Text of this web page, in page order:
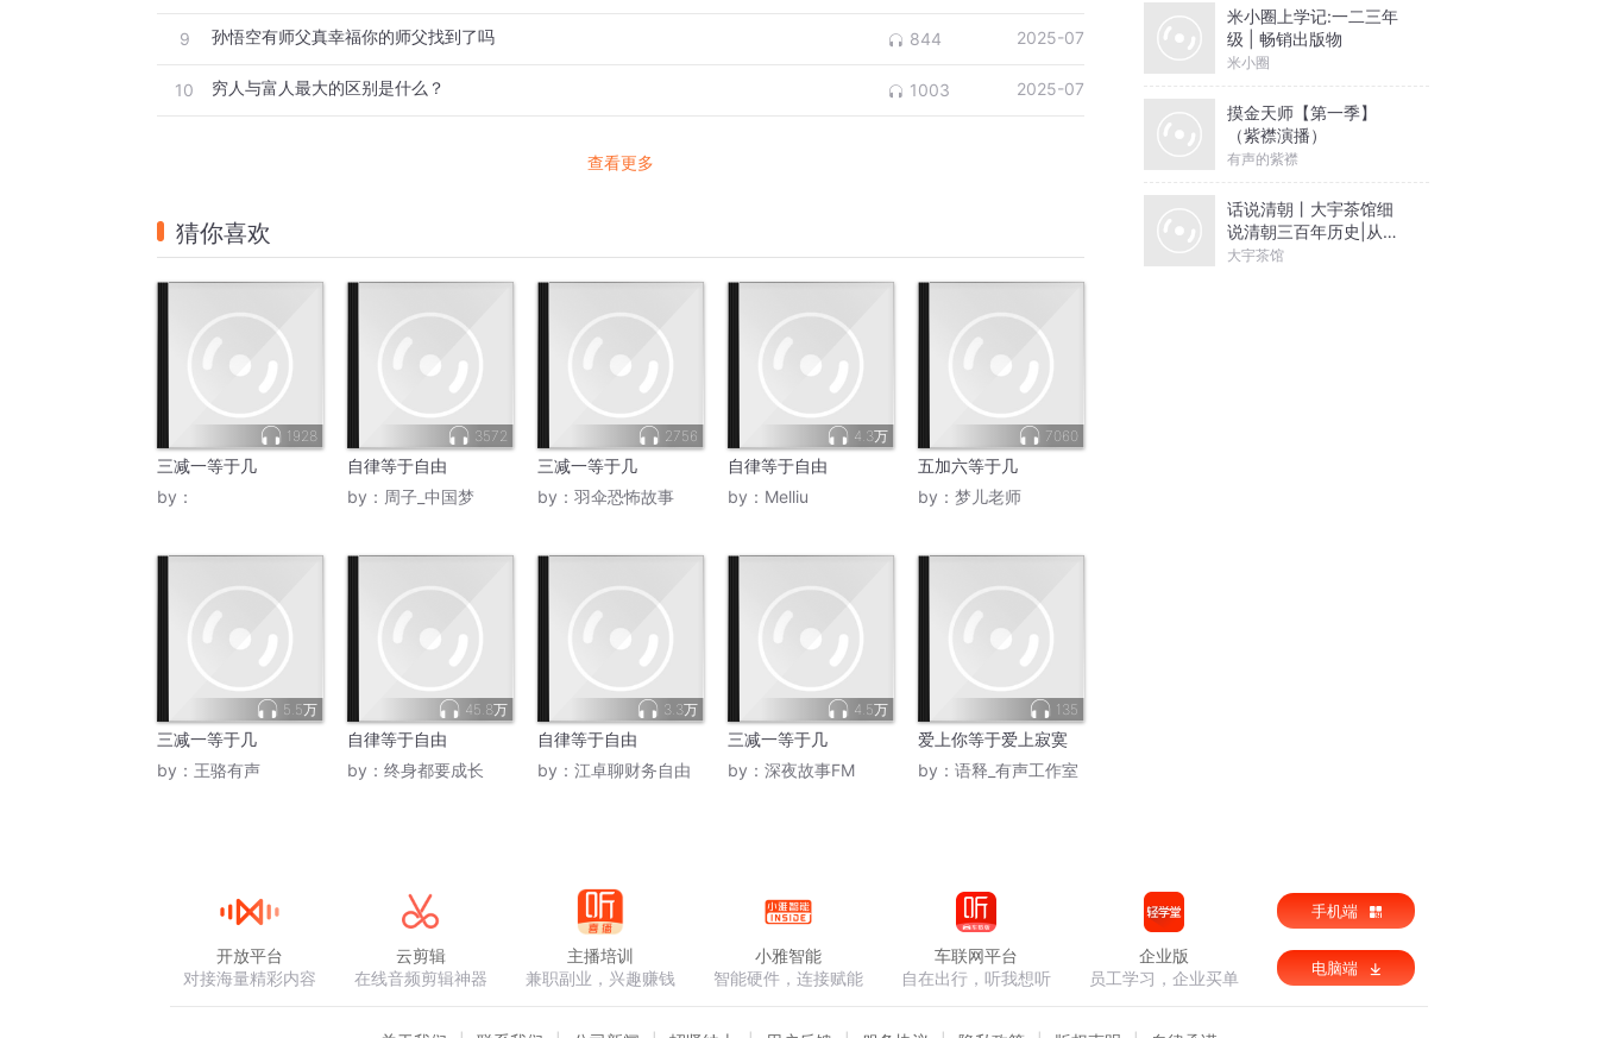
9 孙悟空有师父真幸福你的师父找到了吗 844 2025-07
10 穷人与富人最大的区别是什么？ 1003 2025-07
查看更多
猜你喜欢
1928
三减一等于几
by：
3572
自律等于自由
by： 周子_中国梦
2756
三减一等于几
by： 羽伞恐怖故事
4.3万
自律等于自由
by： Melliu
7060
五加六等于几
by： 梦儿老师
5.5万
三减一等于几
by： 王骆有声
45.8万
自律等于自由
by： 终身都要成长
3.3万
自律等于自由
by： 江卓聊财务自由
4.5万
三减一等于几
by： 深夜故事FM
135
爱上你等于爱上寂寞
by： 语释_有声工作室
米小圈上学记:一二三年
级 | 畅销出版物
米小圈
摸金天师【第一季】
（紫襟演播）
有声的紫襟
话说清朝丨大宇茶馆细
说清朝三百年历史|从努
尔哈赤到末代皇帝溥仪|
大宇茶馆
开放平台
对接海量精彩内容
云剪辑
在线音频剪辑神器
主播培训
兼职副业，兴趣赚钱
小雅智能
智能硬件，连接赋能
车联网平台
自在出行，听我想听
企业版
员工学习，企业买单
手机端
电脑端